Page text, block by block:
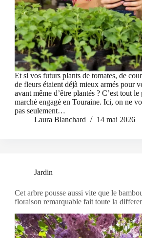
Et si vos futurs plants de tomates, de
de fleurs étaient déjà mieux armés pour
avant même d’être plantés ? C’est tout le
marché engagé en Touraine. Ici, on ne
pas seulement…
Laura Blanchard
14 mai 2026
Jardin
Cet arbre pousse aussi vite que le
floraison remarquable fait toute la